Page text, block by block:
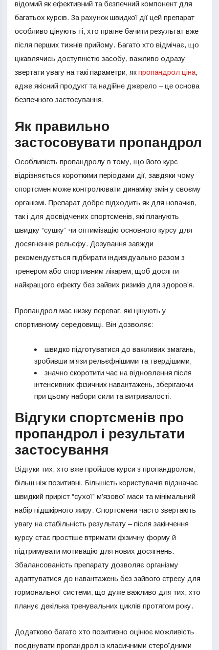
відомий як ефективний та безпечний компонент для
багатьох курсів. За рахунок швидкої дії цей препарат
особливо цінують ті, хто прагне бачити результат вже
після перших тижнів прийому. Багато хто відмічає, що
цікавлячись доступністю засобу, важливо одразу
звертати увагу на такі параметри, як пропандрол ціна,
адже якісний продукт та надійне джерело – це основа
безпечного застосування.
Як правильно
застосовувати пропандрол
Особливість пропандролу в тому, що його курс
відрізняється короткими періодами дії, завдяки чому
спортсмен може контролювати динаміку змін у своєму
організмі. Препарат добре підходить як для новачків,
так і для досвідчених спортсменів, які планують
швидку “сушку” чи оптимізацію основного курсу для
досягнення рельєфу. Дозування завжди
рекомендується підбирати індивідуально разом з
тренером або спортивним лікарем, щоб досягти
найкращого ефекту без зайвих ризиків для здоров’я.
Пропандрол має низку переваг, які цінують у
спортивному середовищі. Він дозволяє:
швидко підготуватися до важливих змагань,
зробивши м’язи рельєфнішими та твердішими;
значно скоротити час на відновлення після
інтенсивних фізичних навантажень, зберігаючи
при цьому набори сили та витривалості.
Відгуки спортсменів про
пропандрол і результати
застосування
Відгуки тих, хто вже пройшов курси з пропандролом,
більш ніж позитивні. Більшість користувачів відзначає
швидкий приріст “сухої” м’язової маси та мінімальний
набір підшкірного жиру. Спортсмени часто звертають
увагу на стабільність результату – після закінчення
курсу стає простіше втримати фізичну форму й
підтримувати мотивацію для нових досягнень.
Збалансованість препарату дозволяє організму
адаптуватися до навантажень без зайвого стресу для
гормональної системи, що дуже важливо для тих, хто
планує декілька тренувальних циклів протягом року.
Додатково багато хто позитивно оцінює можливість
поєднувати пропандрол із класичними стероїдними